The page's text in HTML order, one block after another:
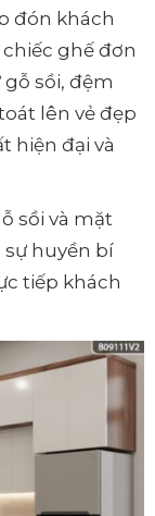
đón khách
chiếc ghế đơn
sồi, đệm
lên vẻ đẹp
hiện đại và
sồi và mặt
huyền bí
tiếp khách